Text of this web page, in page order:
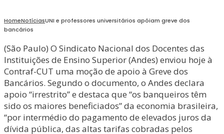
HomeNotíciasUNI e professores universitários apóiam greve dos
bancários
(São Paulo) O Sindicato Nacional dos Docentes das
Instituições de Ensino Superior (Andes) enviou hoje à
Contraf-CUT uma moção de apoio à Greve dos
Bancários. Segundo o documento, o Andes declara
apoio “irrestrito” e destaca que “os banqueiros têm
sido os maiores beneficiados” da economia brasileira,
“por intermédio do pagamento de elevados juros da
dívida pública, das altas tarifas cobradas pelos